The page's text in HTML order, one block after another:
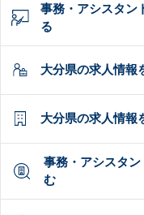
事務・アシスタン
る
大分県の求人情報
大分県の求人情報
事務・アシスタ
む